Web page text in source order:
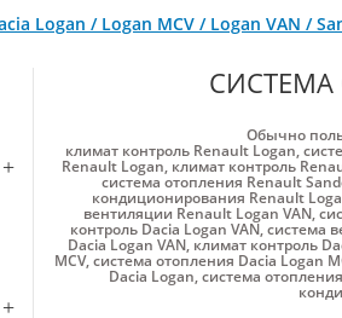
Logan / Logan MCV / Logan VAN /
СИСТЕМА
Обычно
климат контроль Renault Logan,
Renault Logan, климат контроль
система отопления Renault
кондиционирования Renault
вентиляции Renault Logan VAN,
контроль Dacia Logan VAN,система
Dacia Logan VAN, климат контроль
MCV,система отопления Dacia Logan
Dacia Logan,система